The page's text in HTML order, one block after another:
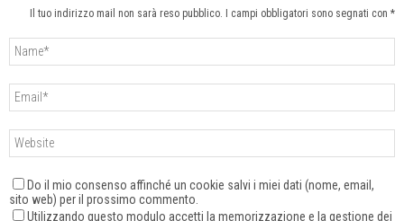
Il tuo indirizzo mail non sarà reso pubblico. I campi obbligatori sono segnati con *
Do il mio consenso affinché un cookie salvi i miei dati (nome, email,
sito web) per il prossimo commento.
Utilizzando questo modulo accetti la memorizzazione e la gestione dei